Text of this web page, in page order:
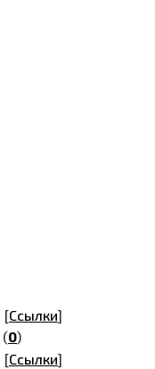
[Ссылки]
(0)
[Ссылки]